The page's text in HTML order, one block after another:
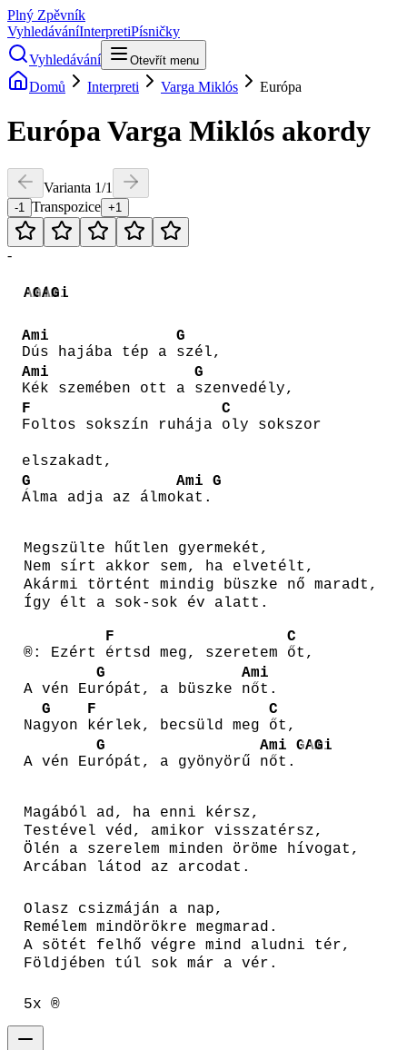
Plný Zpěvník
VyhledáváníInterpretiPísničky
Vyhledávání
Otevřít menu
Domů Interpreti Varga Miklós Európa
EurópaVarga Miklós akordy
Varianta 1/1
-1 Transpozice +1
-
Ami
GAmi
G
Ami
Dús hajába tép a
G
szél,
Ami
Kék szemében ott a
G
szenvedély,
F
Foltos sokszín ruhája
C
oly sokszor
elszakadt,
G
Álma adja az álmo
Ami
kat.
G
Megszülte hűtlen gyermekét,
Nem sírt akkor sem, ha elvetélt,
Akármi történt mindig büszke nő maradt,
Így élt a sok-sok év alatt.
®: Ezért
F
értsd meg, szeretem
C
őt,
A vén Eu
G
rópát, a büszke
Ami
nőt.
Na
G
gyon
F
kérlek, becsüld meg
C
őt,
A vén Eu
G
rópát, a gyönyörű
Ami
nőt.
GAmi
G
Magából ad, ha enni kérsz,
Testével véd, amikor visszatérsz,
Ölén a szerelem minden öröme hívogat,
Arcában látod az arcodat.
Olasz csizmáján a nap,
Remélem mindörökre megmarad.
A sötét felhő végre mind aludni tér,
Földjében túl sok már a vér.
5x ®